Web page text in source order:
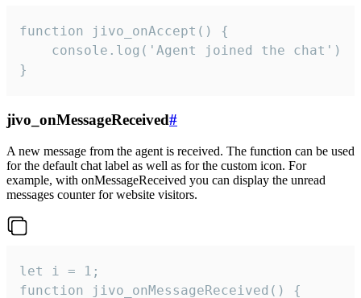
function jivo_onAccept() {
}
jivo_onMessageReceived#
A new message from the agent is received. The function can be used
for the default chat label as well as for the custom icon. For
example, with onMessageReceived you can display the unread
messages counter for website visitors.
let i = 1;
function jivo_onMessageReceived() {